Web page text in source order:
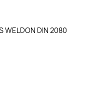
WELDON DIN 2080